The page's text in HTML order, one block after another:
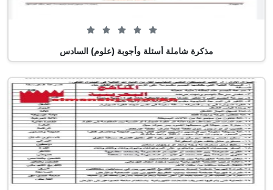
0 من 5 (0 تصويت)
مذكرة شاملة أسئلة وأجوبة (علوم) السادس